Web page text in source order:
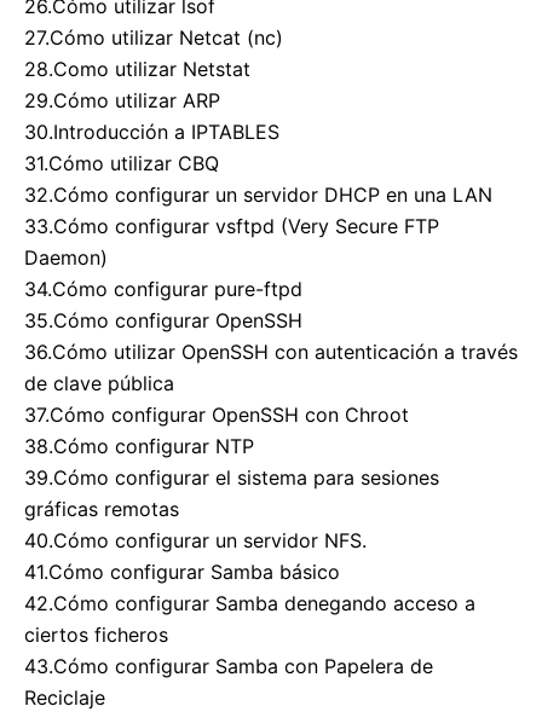
26.Cómo utilizar lsof
27.Cómo utilizar Netcat (nc)
28.Como utilizar Netstat
29.Cómo utilizar ARP
30.Introducción a IPTABLES
31.Cómo utilizar CBQ
32.Cómo configurar un servidor DHCP en una LAN
33.Cómo configurar vsftpd (Very Secure FTP
Daemon)
34.Cómo configurar pure-ftpd
35.Cómo configurar OpenSSH
36.Cómo utilizar OpenSSH con autenticación a través
de clave pública
37.Cómo configurar OpenSSH con Chroot
38.Cómo configurar NTP
39.Cómo configurar el sistema para sesiones
gráficas remotas
40.Cómo configurar un servidor NFS.
41.Cómo configurar Samba básico
42.Cómo configurar Samba denegando acceso a
ciertos ficheros
43.Cómo configurar Samba con Papelera de
Reciclaje